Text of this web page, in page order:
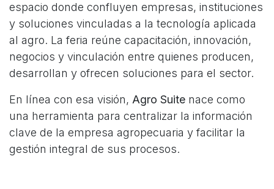
espacio donde confluyen empresas, instituciones
y soluciones vinculadas a la tecnología aplicada
al agro. La feria reúne capacitación, innovación,
negocios y vinculación entre quienes producen,
desarrollan y ofrecen soluciones para el sector.
En línea con esa visión, Agro Suite nace como
una herramienta para centralizar la información
clave de la empresa agropecuaria y facilitar la
gestión integral de sus procesos.